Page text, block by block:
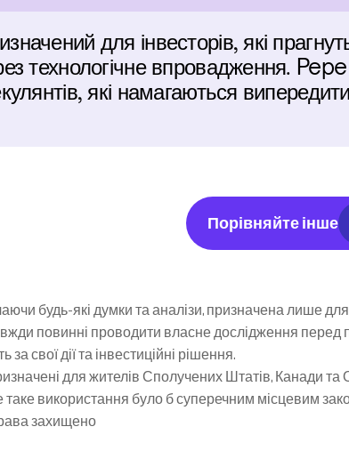
для інвесторів, які
технологічне впровадження.
які намагаються
Порівняйте інше
будь-які думки та аналізи, призначена лише
повинні проводити власне дослідження перед
за свої дії та інвестиційні рішення.
для жителів Сполучених Штатів, Канади та
таке використання було б суперечним місцевим
захищено